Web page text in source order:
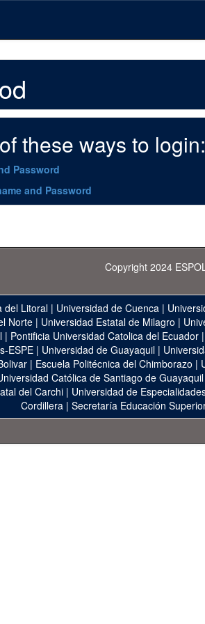
these ways to login:
Password
and Password
Copyright 2024
del Litoral | Universidad de Cuenca |
Norte| Universidad Estatal de Milagro |
| Pontificia Universidad Catolica del Ecuador|
ESPE | Universidad de Guayaquil |
| Escuela Politécnica del Chimborazo |
Católica de Santiago de Guayaquil
del Carchi | Universidad de
Cordillera| Secretaría Educación